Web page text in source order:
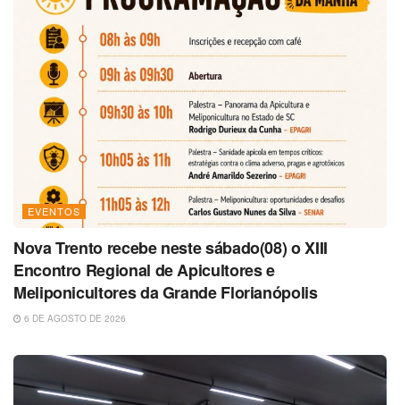
EVENTOS
Nova Trento recebe neste sábado(08) o XIII
Encontro Regional de Apicultores e
Meliponicultores da Grande Florianópolis
6 DE AGOSTO DE 2026